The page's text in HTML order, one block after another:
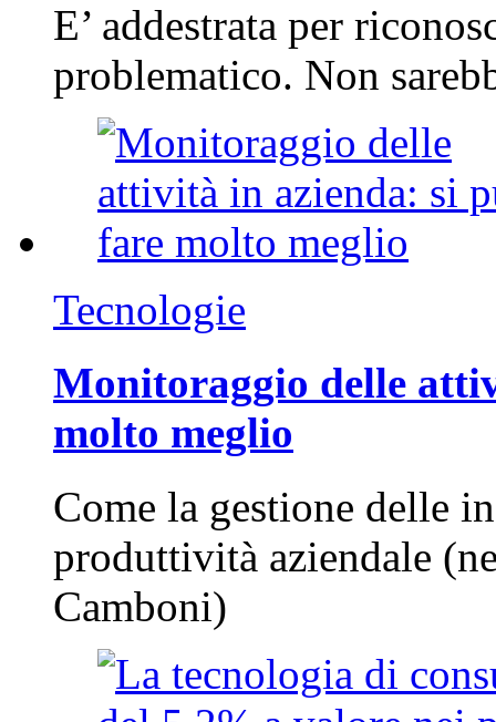
E’ addestrata per
problematico. Non
Tecnologie
Monitoraggio delle
molto meglio
Come la gestione delle
produttività aziendale
Camboni)